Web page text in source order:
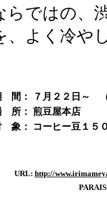
ではの、
、よく冷や
間：
７月２２日～
所： 煎豆屋本店
象：
コーヒー豆１５
URL: http://